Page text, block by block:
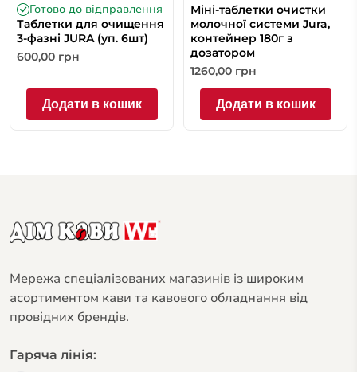
Готово до відправлення
Таблетки для очищення
3-фазнi JURA (уп. 6шт)
600,00 грн
Додати в кошик
Міні-таблетки очистки
молочної системи Jura,
контейнер 180г з
дозатором
1260,00 грн
Додати в кошик
Мережа спеціалізованих магазинів із широким
асортиментом кави та кавового обладнання від
провідних брендів.
Гаряча лінія: